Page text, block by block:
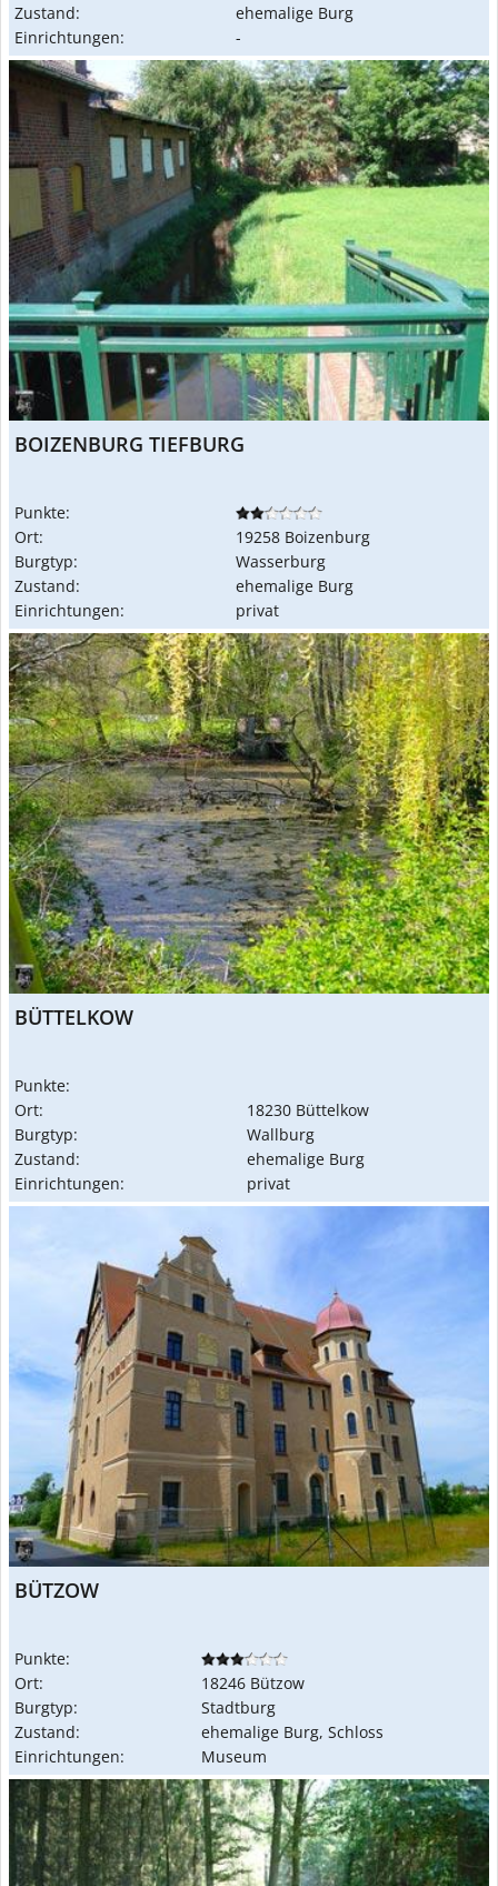
Zustand:
ehemalige Burg
Einrichtungen:
-
BOIZENBURG TIEFBURG
Punkte:
Ort:
19258 Boizenburg
Burgtyp:
Wasserburg
Zustand:
ehemalige Burg
Einrichtungen:
privat
BÜTTELKOW
Punkte:
Ort:
18230 Büttelkow
Burgtyp:
Wallburg
Zustand:
ehemalige Burg
Einrichtungen:
privat
BÜTZOW
Punkte:
Ort:
18246 Bützow
Burgtyp:
Stadtburg
Zustand:
ehemalige Burg, Schloss
Einrichtungen:
Museum